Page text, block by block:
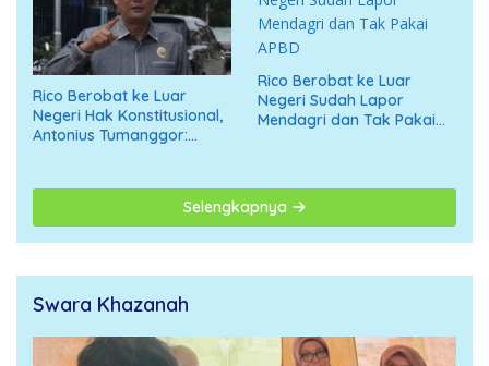
Rico Berobat ke Luar
Negeri Hak Konstitusional,
Antonius Tumanggor:
Rico Berobat ke Luar
Negeri Sudah Lapor
Mendagri dan Tak Pakai
Selengkapnya
Swara Khazanah